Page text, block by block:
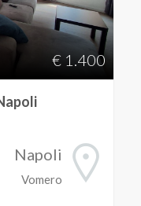
€ 1.400
Napoli
Vomero